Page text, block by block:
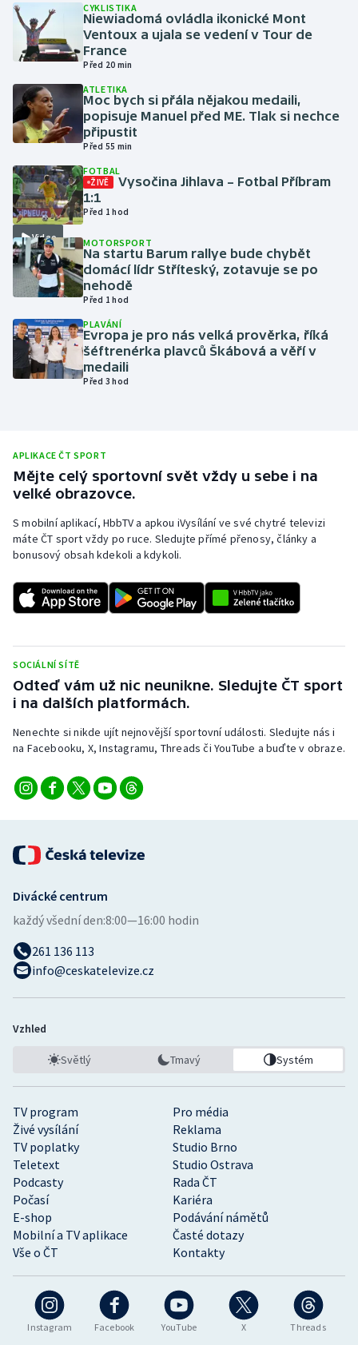
Jezdectví
Judo
Krasobruslení
Lezení
Lyže a snowboard
Moderní pětiboj
Motorsport
Olympijské hry
Parasport
Plavání
Ragby
Rychlobruslení
Rychlostní kanoistika
Short track
Sportovní střelba
Triatlon
Vodní slalom
Volejbal
CYKLISTIKA
Niewiadomá ovládla ikonické Mont
Ventoux a ujala se vedení v Tour de
France
Před 20 min
ATLETIKA
Moc bych si přála nějakou medaili,
popisuje Manuel před ME. Tlak si nechce
připustit
Před 55 min
Video
FOTBAL
ŽIVĚ
Vysočina Jihlava – Fotbal Příbram
1:1
Před 1 hod
MOTORSPORT
Na startu Barum rallye bude chybět
domácí lídr Stříteský, zotavuje se po
nehodě
Před 1 hod
PLAVÁNÍ
Evropa je pro nás velká prověrka, říká
šéftrenérka plavců Škábová a věří v
medaili
Před 3 hod
APLIKACE ČT SPORT
Mějte celý sportovní svět vždy u sebe i na
velké obrazovce.
S mobilní aplikací, HbbTV a apkou iVysílání ve své chytré televizi
máte ČT sport vždy po ruce. Sledujte přímé přenosy, články a
bonusový obsah kdekoli a kdykoli.
SOCIÁLNÍ SÍTĚ
Odteď vám už nic neunikne. Sledujte ČT sport
i na dalších platformách.
Nenechte si nikde ujít nejnovější sportovní události. Sledujte nás i
na Facebooku, X, Instagramu, Threads či YouTube a buďte v obraze.
Instagram Facebook YouTube X Threads
TV program
Pro média
Živé vysílání
Reklama
TV poplatky
Studio Brno
Teletext
Studio Ostrava
Podcasty
Rada ČT
Počasí
Kariéra
E-shop
Podávání námětů
Mobilní a TV aplikace
Časté dotazy
Vše o ČT
Kontakty
Divácké centrum
každý všední den:8:00—16:00 hodin
261 136 113
info@ceskatelevize.cz
Vzhled
Světlý Tmavý Systém